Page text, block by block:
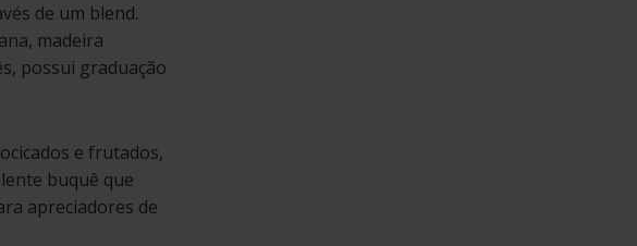
de um blend.
madeira
possui graduação
e frutados,
buquê que
apreciadores de